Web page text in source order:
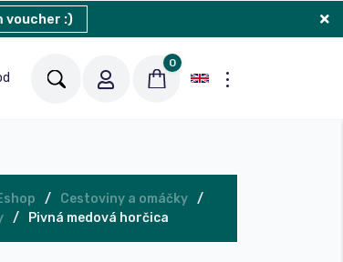
voucher :)
Blog Kontakt
0
Cestoviny a omáčky
Pivná medová horčica